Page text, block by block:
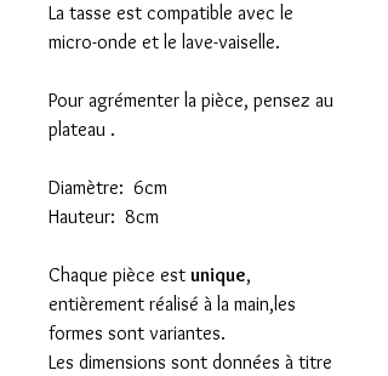
La tasse est compatible avec le
micro-onde et le lave-vaiselle.
Pour agrémenter la pièce, pensez au
plateau .
Diamètre: 6cm
Hauteur: 8cm
Chaque pièce est unique,
entièrement réalisé à la main,les
formes sont variantes.
Les dimensions sont données à titre